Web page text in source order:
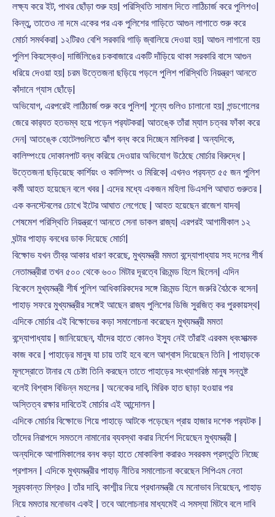
লক্ষ্য করে ইট, পাথর ছোঁড়া শুরু হয়| পরিস্থিতি সামাল দিতে লাঠিচার্জ করে পুলিশও|
কিন্তু, তাতেও না দমে একের পর এক পুলিশের গাড়িতে আগুন লাগাতে শুরু করে
মোর্চা সমর্থকরা| ১২টিরও বেশি সরকারি গাড়ি জ্বালিয়ে দেওয়া হয়| আগুন লাগানো হয়
পুলিশ কিয়স্কেও| দার্জিলিঙের চকবাজারে একটি দাঁড়িয়ে থাকা সরকারি বাসে আগুন
ধরিয়ে দেওয়া হয়| চরম উত্তেজনা ছড়িয়ে পড়লে পুলিশ পরিস্থিতি নিয়ন্ত্রণ আনতে
কাঁদানে গ্যাস ছোঁড়ে|
অভিযোগ, এরপরেই লাঠিচার্জ শুরু করে পুলিশ| শূন্যে গুলিও চালানো হয়| গন্ডগোলের
জেরে কার‌্যত হতভম্ব হয়ে পড়েন পর‌্যটকরা| আতঙ্কে তাঁরা ম্যাল চত্বর ফাঁকা করে
দেন| আতঙ্কে হোটেলগুলিতে ঝাঁপ বন্ধ করে দিচ্ছেন মালিকরা | অন্যদিকে,
কালিম্পংয়ে দোকানপাট বন্ধ করিয়ে দেওয়ার অভিযোগ উঠেছে মোর্চার বিরুদ্ধে |
উত্তেজনা ছড়িয়েছে কার্শিয়ং ও কালিম্পং ও মিরিকে| এখনও পর‌্যন্ত ৫৫ জন পুলিশ
কর্মী আহত হয়েছেন বলে খবর | এদের মধ্যে একজন মহিলা ডিএসপি আঘাত গুরুতর |
এক কনস্টেবলের চোখে ইটের আঘাত লেগেছে | আহত হয়েছেন রাজেশ যাদব|
শেষমেশ পরিস্থিতি নিয়ন্ত্রণে আনতে সেনা ডাকল রাজ্য| এরপরই আগামীকাল ১২
ঘন্টার পাহাড় বনধের ডাক দিয়েছে মোর্চা|
বিক্ষোভ যখন তীব্র আকার ধারণ করেছে, মুখ্যমন্ত্রী মমতা বন্দ্যোপাধ্যায় সহ দলের শীর্ষ
নেতামন্ত্রীরা তখন ৫০০ থেকে ৬০০ মিটার দূরত্বে রিচমন্ড হিলে ছিলেন| এদিন
বিকেলে মুখ্যমন্ত্রী শীর্ষ পুলিশ আধিকারিকদের সঙ্গে রিচমন্ড হিলে জরুরি বৈঠকে বসেন|
পাহাড় সফরে মুখ্যমন্ত্রীর সঙ্গেই আছেন রাজ্য পুলিশের ডিজি সুরজিত্ কর পুরকায়স্থ|
এদিকে মোর্চার এই বিক্ষোভের কড়া সমালোচনা করেছেন মুখ্যমন্ত্রী মমতা
বন্দ্যোপাধ্যায় | জানিয়েছেন, যাঁদের হাতে কোনও ইসু্য নেই তাঁরাই এরকম ধ্বংসাত্মক
কাজ করে | পাহাড়ের মানুষ যা চায় তাই হবে বলে আশ্বাস দিয়েছেন তিনি | পাহাড়কে
মূলস্রোতে টানার যে চেষ্টা তিনি করছেন তাতে পাহাড়ের সংখ্যাগরিষ্ঠ মানুষ সন্তুষ্ট
বলেই বিশ্বাস বিভিন্ন মহলের | অনেকের দাবি, মিরিক হাত ছাড়া হওয়ার পর
অস্তিত্ব রক্ষার দাবিতেই মোর্চার এই আন্দোলন |
এদিকে মোর্চার বিক্ষোভে গিয়ে পাহাড়ে আটকে পড়েছেন প্রায় হাজার দশেক পর‌্যটক |
তাঁদের নিরাপদে সমতলে নামানোর ব্যবস্থা করার নির্দেশ দিয়েছেন মুখ্যমন্ত্রী |
অন্যদিকে আগামিকালের বনধ কড়া হাতে মোকাবিলা করারও সবরকম প্রস্তুতি নিচ্ছে
প্রশাসন | এদিকে মুখ্যমন্ত্রীর পাহাড় নীতির সমালোচনা করেছেন সিপিএম নেতা
সূর‌্যকান্ত মিশ্রও | তাঁর দাবি, কাশ্মীর নিয়ে প্রধানমন্ত্রী যে মনোভাব নিয়েছেন, পাহাড়
নিয়ে মমতার মনোভাব একই | তবে আলোচনার মাধ্যমেই এ সমস্যা মিটবে বলে দাবি